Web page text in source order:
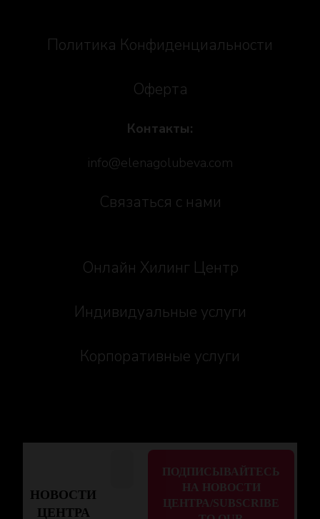
Политика Конфиденциальности
Оферта
Контакты:
info@elenagolubeva.com
Связаться с нами
Онлайн Хилинг Центр
Индивидуальные услуги
Корпоративные услуги
НОВОСТИ
ЦЕНТРА